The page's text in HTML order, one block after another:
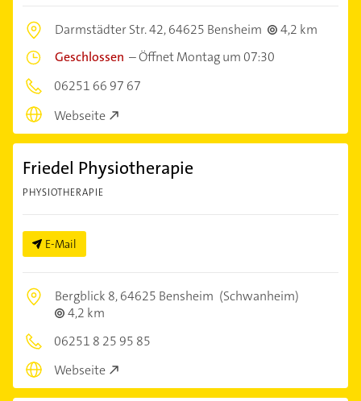
Darmstädter Str. 42,64625 Bensheim
4,2 km
Geschlossen –Öffnet Montag um 07:30
06251 66 97 67
Webseite
Friedel Physiotherapie
PHYSIOTHERAPIE
E-Mail
Bergblick 8,64625 Bensheim (Schwanheim)
4,2 km
06251 8 25 95 85
Webseite